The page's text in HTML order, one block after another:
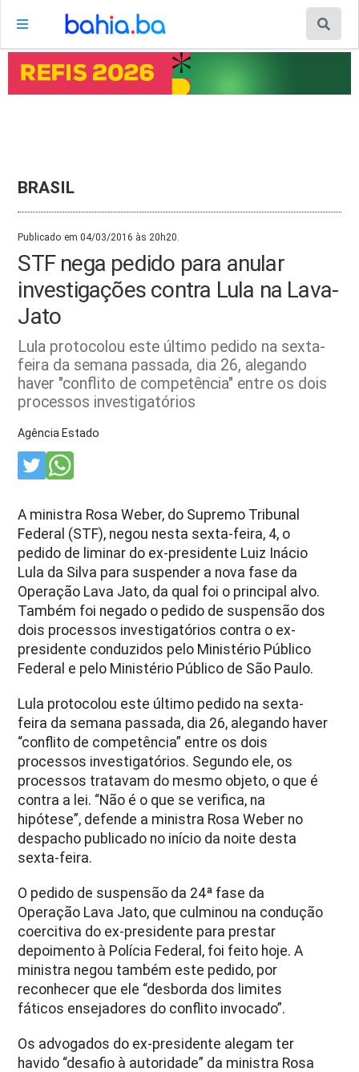
BRASIL
Publicado em 04/03/2016 às 20h20.
STF nega pedido para anular
investigações contra Lula na Lava-
Jato
Lula protocolou este último pedido na sexta-
feira da semana passada, dia 26, alegando
haver "conflito de competência" entre os dois
processos investigatórios
Agência Estado
A ministra Rosa Weber, do Supremo Tribunal
Federal (STF), negou nesta sexta-feira, 4, o
pedido de liminar do ex-presidente Luiz Inácio
Lula da Silva para suspender a nova fase da
Operação Lava Jato, da qual foi o principal alvo.
Também foi negado o pedido de suspensão dos
dois processos investigatórios contra o ex-
presidente conduzidos pelo Ministério Público
Federal e pelo Ministério Público de São Paulo.
Lula protocolou este último pedido na sexta-
feira da semana passada, dia 26, alegando haver
“conflito de competência” entre os dois
processos investigatórios. Segundo ele, os
processos tratavam do mesmo objeto, o que é
contra a lei. “Não é o que se verifica, na
hipótese”, defende a ministra Rosa Weber no
despacho publicado no início da noite desta
sexta-feira.
O pedido de suspensão da 24ª fase da
Operação Lava Jato, que culminou na condução
coercitiva do ex-presidente para prestar
depoimento à Polícia Federal, foi feito hoje. A
ministra negou também este pedido, por
reconhecer que ele “desborda dos limites
fáticos ensejadores do conflito invocado”.
Os advogados do ex-presidente alegam ter
havido “desafio à autoridade” da ministra Rosa